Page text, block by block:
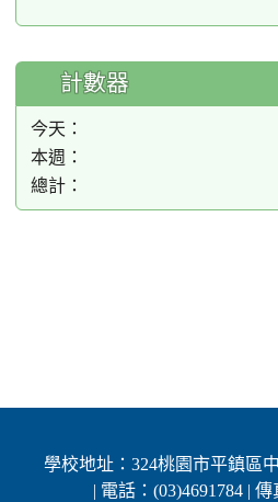
計數器
今天：
本週：
總計：
學校地址：324桃園市平鎮區
| 電話：(03)4691784 |